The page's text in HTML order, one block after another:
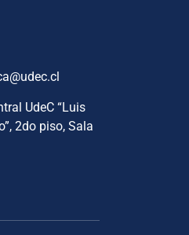
UdeC “Luis
2do piso, Sala